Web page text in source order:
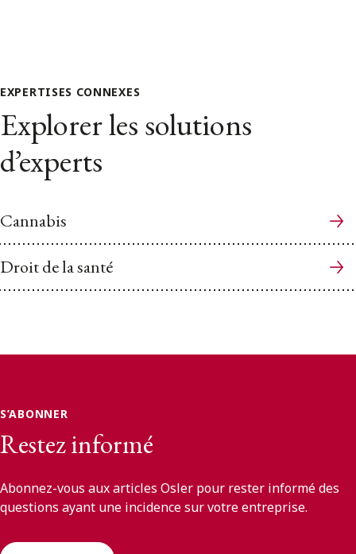
EXPERTISES CONNEXES
Explorer les solutions
d’experts
Cannabis
Droit de la santé
S’ABONNER
Restez informé
Abonnez-vous aux articles Osler pour rester informé des
questions ayant une incidence sur votre entreprise.